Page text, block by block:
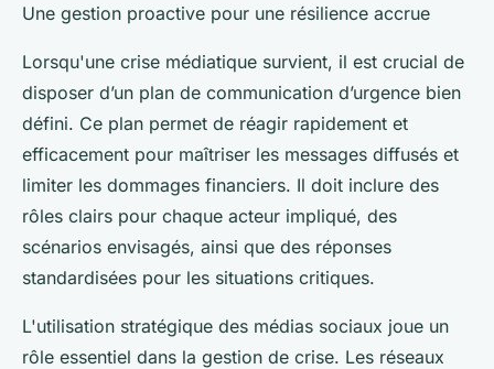
Une gestion proactive pour une résilience accrue
Lorsqu'une crise médiatique survient, il est crucial de
disposer d’un plan de communication d’urgence bien
défini. Ce plan permet de réagir rapidement et
efficacement pour maîtriser les messages diffusés et
limiter les dommages financiers. Il doit inclure des
rôles clairs pour chaque acteur impliqué, des
scénarios envisagés, ainsi que des réponses
standardisées pour les situations critiques.
L'utilisation stratégique des médias sociaux joue un
rôle essentiel dans la gestion de crise. Les réseaux